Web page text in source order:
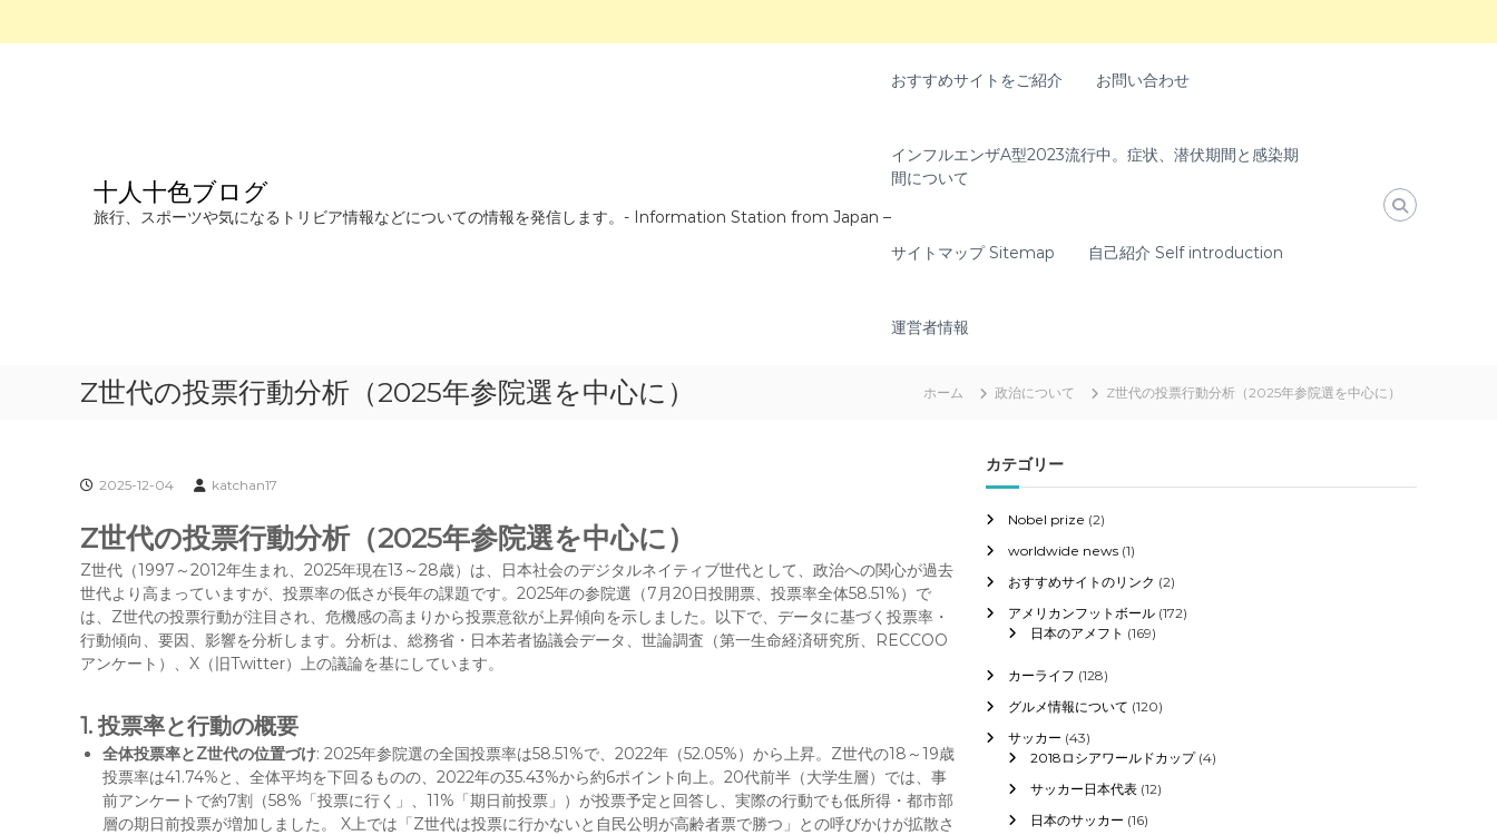
十人十色ブログ
旅行、スポーツや気になるトリビア情報などについての情報を発信します。- Information Station from Japan –
おすすめサイトをご紹介 お問い合わせ
インフルエンザA型2023流行中。症状、潜伏期間と感染期
間について
サイトマップ Sitemap 自己紹介 Self introduction
運営者情報
Z世代の投票行動分析（2025年参院選を中心に） ホーム 政治について Z世代の投票行動分析（2025年参院選を中心に）
2025-12-04 katchan17
Z世代の投票行動分析（2025年参院選を中心に）
Z世代（1997～2012年生まれ、2025年現在13～28歳）は、日本社会のデジタルネイティブ世代として、政治への関心が過去
世代より高まっていますが、投票率の低さが長年の課題です。2025年の参院選（7月20日投開票、投票率全体58.51%）で
は、Z世代の投票行動が注目され、危機感の高まりから投票意欲が上昇傾向を示しました。以下で、データに基づく投票率・
行動傾向、要因、影響を分析します。分析は、総務省・日本若者協議会データ、世論調査（第一生命経済研究所、RECCOO
アンケート）、X（旧Twitter）上の議論を基にしています。
1. 投票率と行動の概要
全体投票率とZ世代の位置づけ: 2025年参院選の全国投票率は58.51%で、2022年（52.05%）から上昇。Z世代の18～19歳
投票率は41.74%と、全体平均を下回るものの、2022年の35.43%から約6ポイント向上。20代前半（大学生層）では、事
前アンケートで約7割（58%「投票に行く」、11%「期日前投票」）が投票予定と回答し、実際の行動でも低所得・都市部
層の期日前投票が増加しました。 X上では「Z世代は投票に行かないと自民公明が高齢者票で勝つ」との呼びかけが拡散さ
カテゴリー
Nobel prize (2)
worldwide news (1)
おすすめサイトのリンク (2)
アメリカンフットボール (172)
日本のアメフト (169)
カーライフ (128)
グルメ情報について (120)
サッカー (43)
2018ロシアワールドカップ(4)
サッカー日本代表 (12)
日本のサッカー (16)